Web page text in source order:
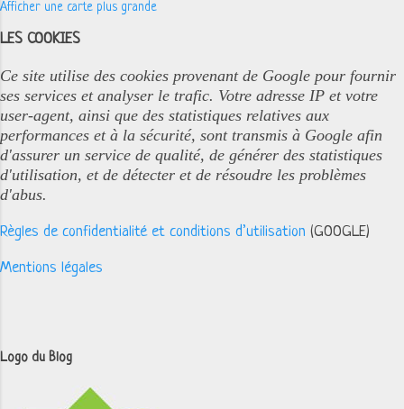
Afficher une carte plus grande
LES COOKIES
Ce site utilise des cookies provenant de Google pour fournir
ses services et analyser le trafic. Votre adresse IP et votre
user-agent, ainsi que des statistiques relatives aux
performances et à la sécurité, sont transmis à Google afin
d'assurer un service de qualité, de générer des statistiques
d'utilisation, et de détecter et de résoudre les problèmes
d'abus.
Règles de confidentialité et conditions d’utilisation (GOOGLE)
Mentions légales
Logo du Blog